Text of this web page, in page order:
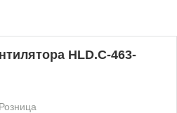
HLD.C-463-
Розница